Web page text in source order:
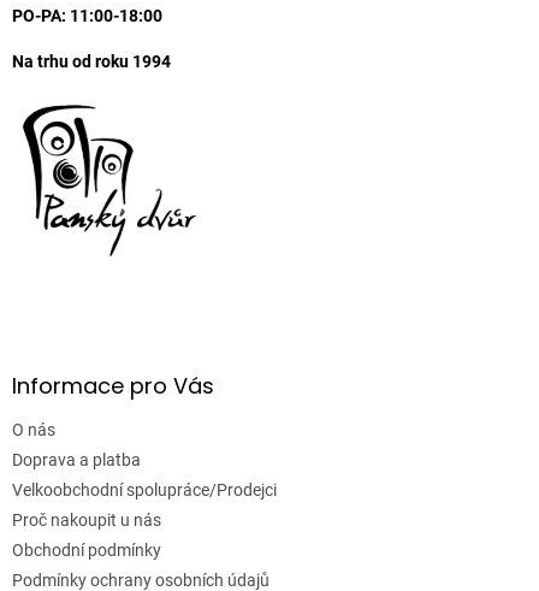
PO-PA: 11:00-18:00
Na trhu od roku 1994
Informace pro Vás
O nás
Doprava a platba
Velkoobchodní spolupráce/Prodejci
Proč nakoupit u nás
Obchodní podmínky
Podmínky ochrany osobních údajů